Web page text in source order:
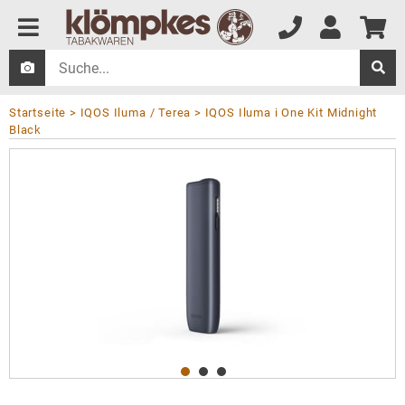
Startseite IQOS Iluma / Terea
IQOS Iluma i One Kit Midnight
Black